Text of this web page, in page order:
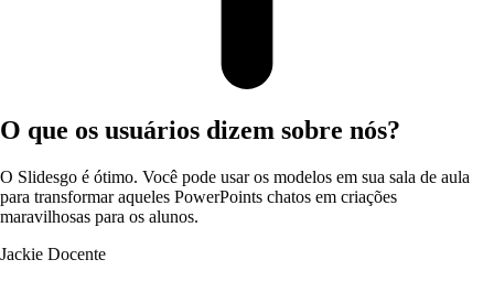
O que os usuários dizem sobre nós?
O Slidesgo é ótimo. Você pode usar os modelos em sua sala de aula
para transformar aqueles PowerPoints chatos em criações
maravilhosas para os alunos.
Jackie Docente